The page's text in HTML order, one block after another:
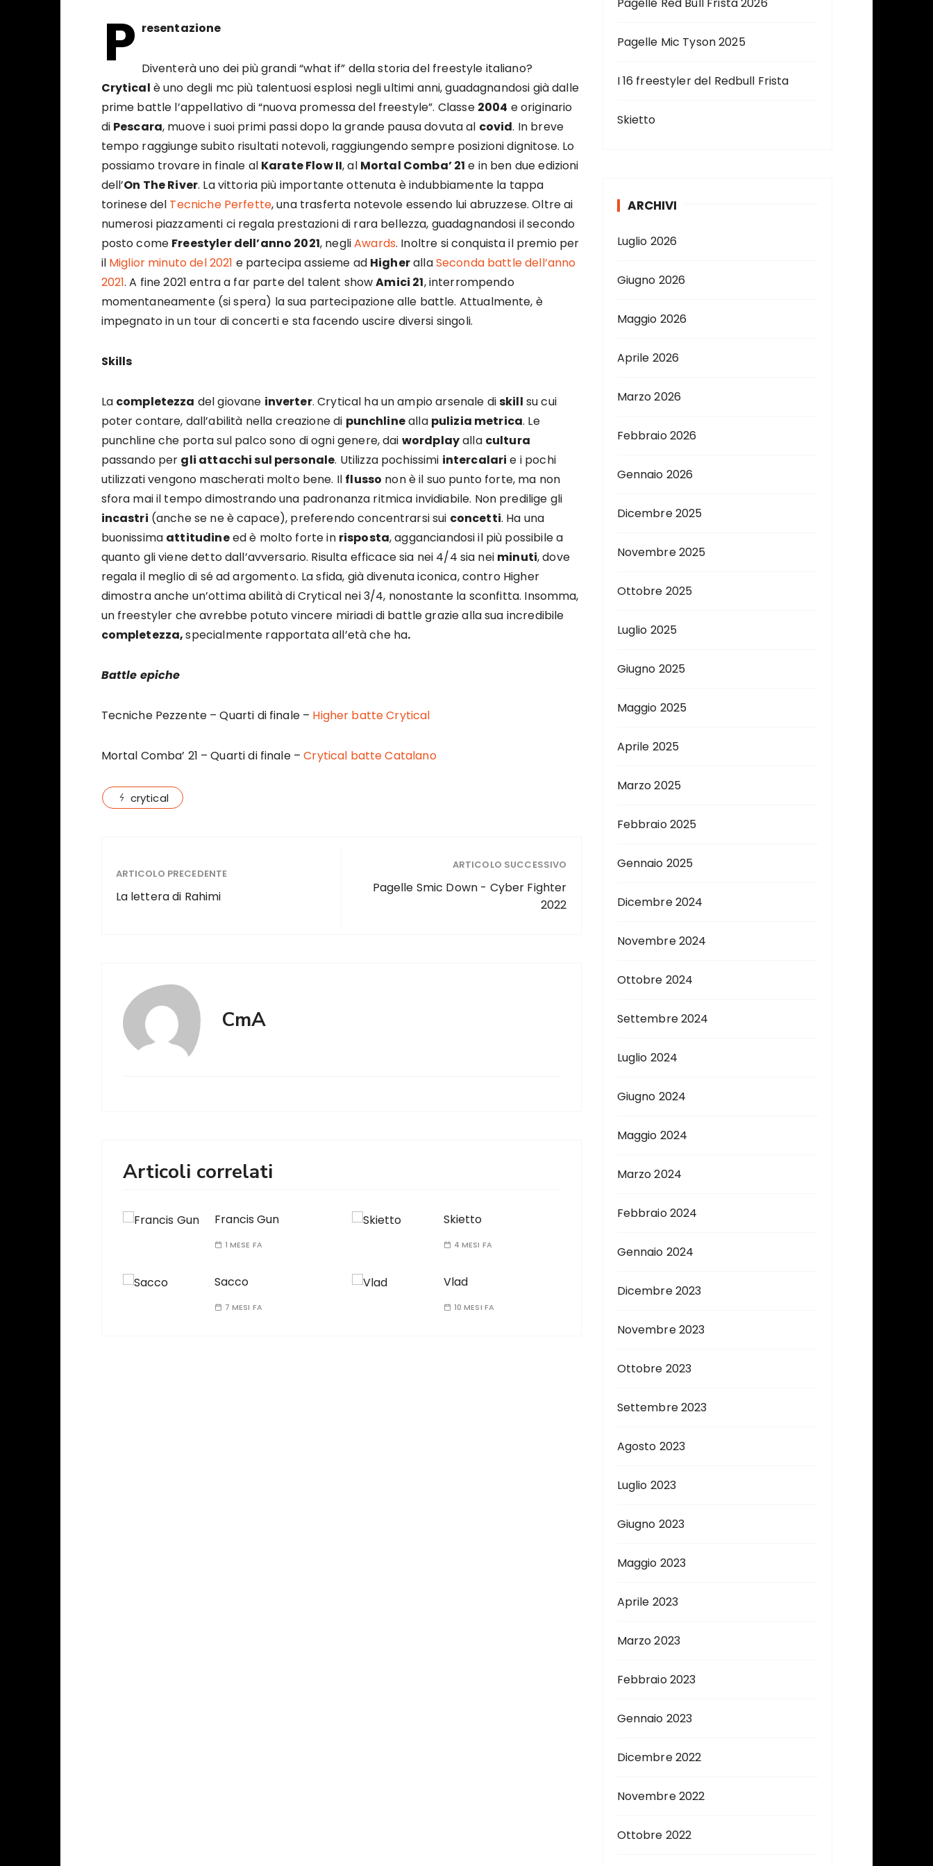
P resentazione
Diventerà uno dei più grandi “what if” della storia del freestyle italiano?
Crytical è uno degli mc più talentuosi esplosi negli ultimi anni, guadagnandosi già dalle
prime battle l’appellativo di “nuova promessa del freestyle”. Classe 2004 e originario
di Pescara, muove i suoi primi passi dopo la grande pausa dovuta al covid. In breve
tempo raggiunge subito risultati notevoli, raggiungendo sempre posizioni dignitose. Lo
possiamo trovare in finale al Karate Flow II, al Mortal Comba’ 21 e in ben due edizioni
dell’On The River. La vittoria più importante ottenuta è indubbiamente la tappa
torinese del Tecniche Perfette, una trasferta notevole essendo lui abruzzese. Oltre ai
numerosi piazzamenti ci regala prestazioni di rara bellezza, guadagnandosi il secondo
posto come Freestyler dell’anno 2021, negliAwards. Inoltre si conquista il premio per
il Miglior minuto del 2021 e partecipa assieme ad HigherallaSeconda battle dell’anno
2021. A fine 2021 entra a far parte del talent showAmici 21, interrompendo
momentaneamente (si spera) la sua partecipazione alle battle. Attualmente, è
impegnato in un tour di concerti e sta facendo uscire diversi singoli.
Skills
La completezza del giovane inverter. Crytical ha un ampio arsenale diskill su cui
poter contare, dall’abilità nella creazione di punchlinealla pulizia metrica. Le
punchline che porta sul palco sono di ogni genere, dai wordplayalla cultura
passando per gli attacchi sul personale. Utilizza pochissimi intercalari e i pochi
utilizzati vengono mascherati molto bene. Il flusso non è il suo punto forte, ma non
sfora mai il tempo dimostrando una padronanza ritmica invidiabile. Non predilige gli
incastri (anche se ne è capace), preferendo concentrarsi sui concetti. Ha una
buonissima attitudineed è molto forte in risposta, agganciandosi il più possibile a
quanto gli viene detto dall’avversario. Risulta efficace sia nei 4/4 sia nei minuti, dove
regala il meglio di sé ad argomento. La sfida, già divenuta iconica, contro Higher
dimostra anche un’ottima abilità di Crytical nei 3/4, nonostante la sconfitta. Insomma,
un freestyler che avrebbe potuto vincere miriadi di battle grazie alla sua incredibile
completezza,specialmente rapportata all’età che ha.
Battle epiche
Tecniche Pezzente – Quarti di finale – Higher batte Crytical
Mortal Comba’ 21 – Quarti di finale –Crytical batte Catalano
crytical
ARTICOLO PRECEDENTE
La lettera di Rahimi
ARTICOLO SUCCESSIVO
Pagelle Smic Down - Cyber Fighter
2022
CmA
Articoli correlati
Francis Gun
1 MESE FA
Skietto
4 MESI FA
Sacco
7 MESI FA
Vlad
10 MESI FA
Pagelle Mic Tyson 2025
I 16 freestyler del Redbull Frista
Skietto
ARCHIVI
Luglio 2026
Giugno 2026
Maggio 2026
Aprile 2026
Marzo 2026
Febbraio 2026
Gennaio 2026
Dicembre 2025
Novembre 2025
Ottobre 2025
Luglio 2025
Giugno 2025
Maggio 2025
Aprile 2025
Marzo 2025
Febbraio 2025
Gennaio 2025
Dicembre 2024
Novembre 2024
Ottobre 2024
Settembre 2024
Luglio 2024
Giugno 2024
Maggio 2024
Marzo 2024
Febbraio 2024
Gennaio 2024
Dicembre 2023
Novembre 2023
Ottobre 2023
Settembre 2023
Agosto 2023
Luglio 2023
Giugno 2023
Maggio 2023
Aprile 2023
Marzo 2023
Febbraio 2023
Gennaio 2023
Dicembre 2022
Novembre 2022
Ottobre 2022